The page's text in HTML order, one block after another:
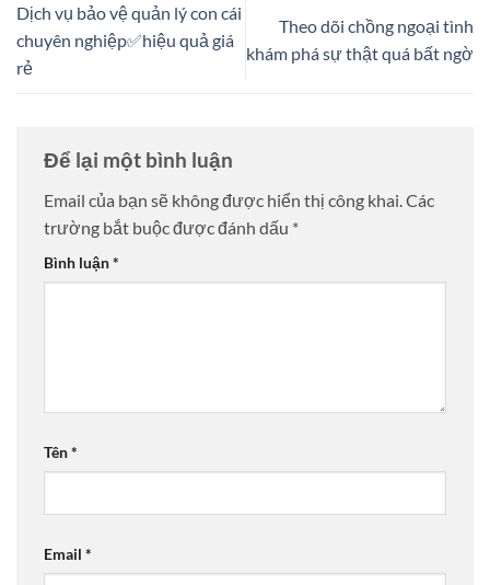
Dịch vụ bảo vệ quản lý con cái
chuyên nghiệp✅hiệu quả giá
rẻ
Theo dõi chồng ngoại tình
khám phá sự thật quá bất ngờ
Để lại một bình luận
Email của bạn sẽ không được hiển thị công khai.Các
trường bắt buộc được đánh dấu *
Bình luận*
Tên*
Email *